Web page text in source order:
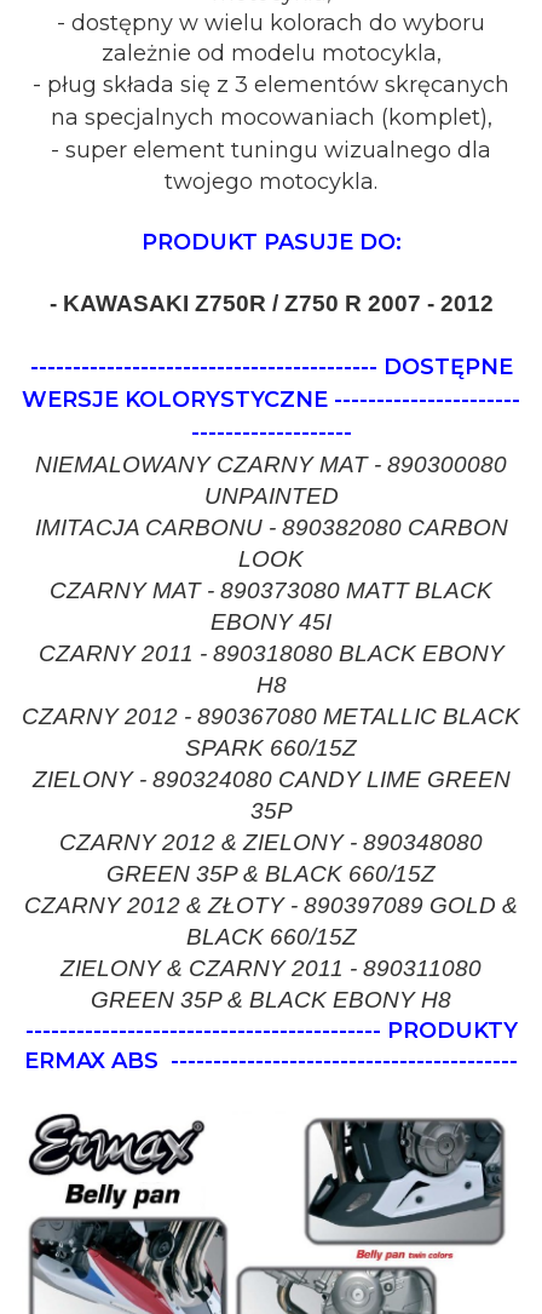
- dostępny w wielu kolorach do wyboru
zależnie od modelu motocykla,
- pług składa się z 3 elementów skręcanych
na specjalnych mocowaniach (komplet),
- super element tuningu wizualnego dla
twojego motocykla.
PRODUKT PASUJE DO:
- KAWASAKI Z750R / Z750 R 2007 - 2012
----------------------------------------- DOSTĘPNE
WERSJE KOLORYSTYCZNE ----------------------
-------------------
NIEMALOWANY CZARNY MAT - 890300080
UNPAINTED
IMITACJA CARBONU - 890382080 CARBON
LOOK
CZARNY MAT - 890373080 MATT BLACK
EBONY 45I
CZARNY 2011 - 890318080 BLACK EBONY
H8
CZARNY 2012 - 890367080 METALLIC BLACK
SPARK 660/15Z
ZIELONY - 890324080 CANDY LIME GREEN
35P
CZARNY 2012 & ZIELONY - 890348080
GREEN 35P & BLACK 660/15Z
CZARNY 2012 & ZŁOTY - 890397089 GOLD &
BLACK 660/15Z
ZIELONY & CZARNY 2011 - 890311080
GREEN 35P & BLACK EBONY H8
------------------------------------------ PRODUKTY
ERMAX ABS -----------------------------------------